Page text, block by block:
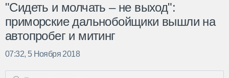
"Сидеть и молчать – не выход":
приморские дальнобойщики вышли на
автопробег и митинг
07:32, 5 Ноября 2018